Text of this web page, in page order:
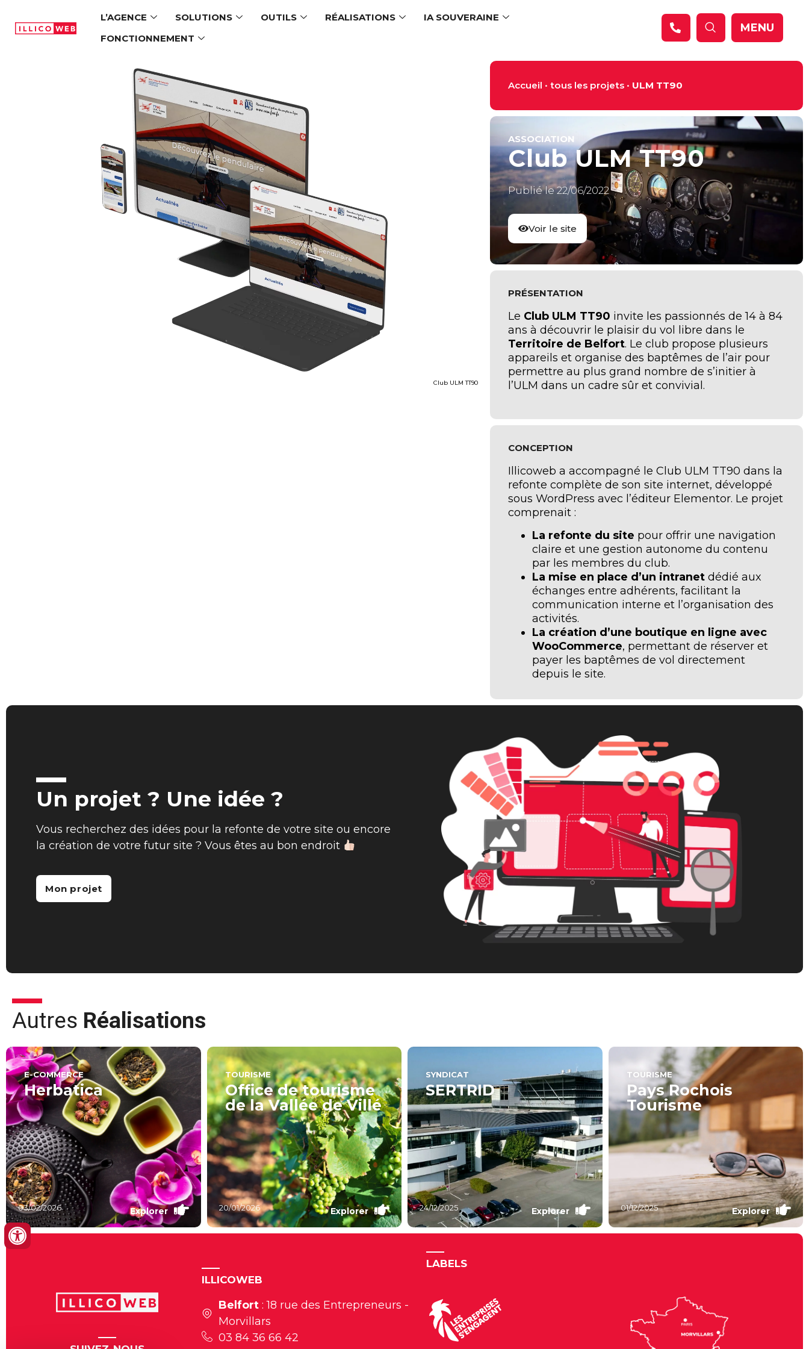
L’AGENCE SOLUTIONS OUTILS RÉALISATIONS
IA SOUVERAINE
FONCTIONNEMENT
MENU
Club ULM TT90
Accueil •tous les projets • ULM TT90
ASSOCIATION
Club ULM TT90
Publié le 22/06/2022
Voir le site
PRÉSENTATION
Le Club ULM TT90 invite les passionnés de 14 à 84
ans à découvrir le plaisir du vol libre dans le
Territoire de Belfort. Le club propose plusieurs
appareils et organise des baptêmes de l’air pour
permettre au plus grand nombre de s’initier à
l’ULM dans un cadre sûr et convivial.
CONCEPTION
Illicoweb a accompagné le Club ULM TT90 dans la
refonte complète de son site internet, développé
sous WordPress avec l’éditeur Elementor. Le projet
comprenait :
La refonte du site pour offrir une navigation
claire et une gestion autonome du contenu
par les membres du club.
La mise en place d’un intranet dédié aux
échanges entre adhérents, facilitant la
communication interne et l’organisation des
activités.
La création d’une boutique en ligne avec
WooCommerce, permettant de réserver et
payer les baptêmes de vol directement
depuis le site.
Un projet ? Une idée ?
Vous recherchez des idées pour la refonte de votre site ou encore
la création de votre futur site ? Vous êtes au bon endroit
Mon projet
Autres Réalisations
E-COMMERCE
Herbatica
03/02/2026 Explorer
TOURISME
Office de tourisme
de la Vallée de Villé
20/01/2026 Explorer
SYNDICAT
SERTRID
24/12/2025 Explorer
TOURISME
Pays Rochois
Tourisme
01/12/2025 Explorer
ILLICOWEB
Belfort: 18 rue des Entrepreneurs -
Morvillars
03 84 36 66 42
LABELS